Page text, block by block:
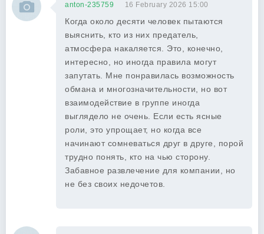
anton-235759 16 February 2026 15:00
Когда около десяти человек пытаются
выяснить, кто из них предатель,
атмосфера накаляется. Это, конечно,
интересно, но иногда правила могут
запутать. Мне понравилась возможность
обмана и многозначительности, но вот
взаимодействие в группе иногда
выглядело не очень. Если есть ясные
роли, это упрощает, но когда все
начинают сомневаться друг в друге, порой
трудно понять, кто на чью сторону.
Забавное развлечение для компании, но
не без своих недочетов.